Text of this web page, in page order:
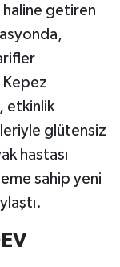
haline getiren
etkinlik
glütensiz
hastası
sahip yeni